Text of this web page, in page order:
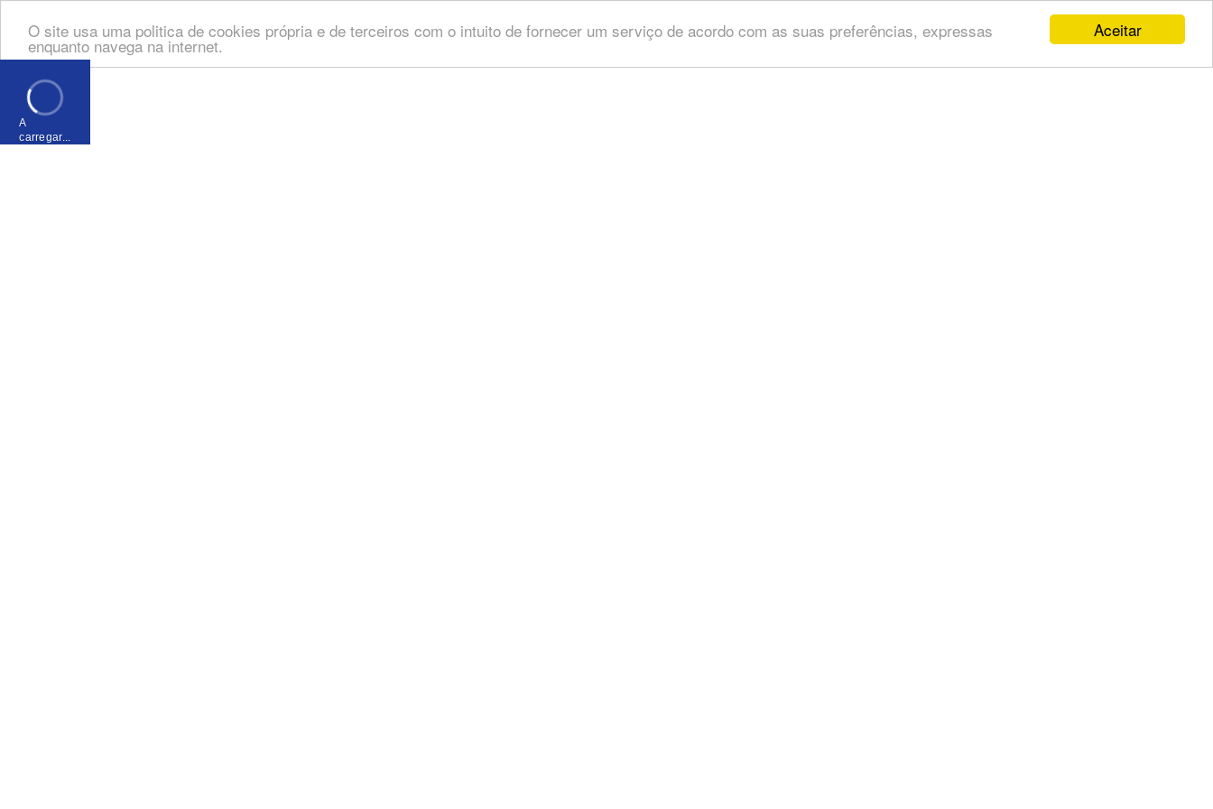
Aceitar
O site usa uma politica de cookies própria e de terceiros com o intuito de fornecer um serviço de acordo com as suas preferências, expressas
enquanto navega na internet.
A
carregar...